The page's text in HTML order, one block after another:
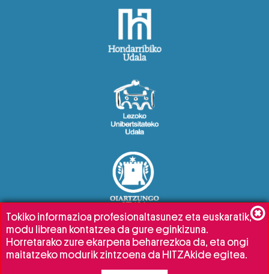
Tokiko informazioa profesionaltasunez eta euskaratik,
modu librean kontatzea da gure eginkizuna.
Horretarako zure ekarpena beharrezkoa da, eta ongi
maitatzeko modurik zintzoena da HITZAkide egitea.